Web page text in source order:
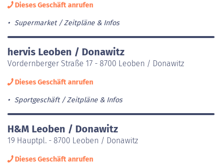
Dieses Geschäft anrufen
Supermarket Zeitpläne & Infos
hervis Leoben / Donawitz
Vordernberger Straße 17 - 8700 Leoben / Donawitz
Dieses Geschäft anrufen
Sportgeschäft Zeitpläne & Infos
H&M Leoben / Donawitz
19 Hauptpl. - 8700 Leoben / Donawitz
Dieses Geschäft anrufen